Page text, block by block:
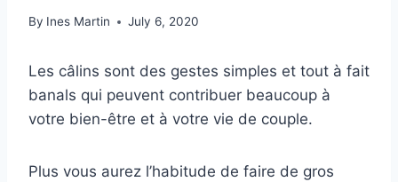
By Ines Martin July 6, 2020
Les câlins sont des gestes simples et tout à fait
banals qui peuvent contribuer beaucoup à
votre bien-être et à votre vie de couple.
Plus vous aurez l’habitude de faire de gros